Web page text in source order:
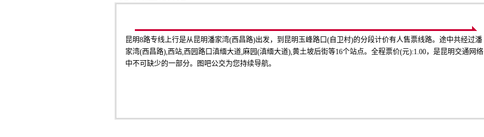
昆明8路专线上行是从昆明潘家湾(西昌路)出发，到昆明玉峰路口(自卫村)的分段计价有人售票线路。途中共经过潘
家湾(西昌路),西站,西园路口滇缅大道,麻园(滇缅大道),黄土坡后街等16个站点。全程票价(元):1.00，是昆明交通网络
中不可缺少的一部分。图吧公交为您持续导航。